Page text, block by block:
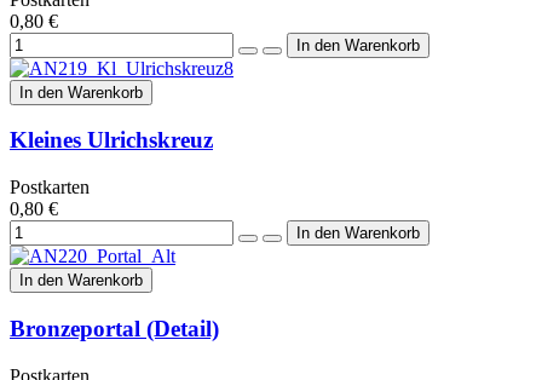
0,80 €
In den Warenkorb
Kleines Ulrichskreuz
Postkarten
0,80 €
In den Warenkorb
Bronzeportal (Detail)
Postkarten